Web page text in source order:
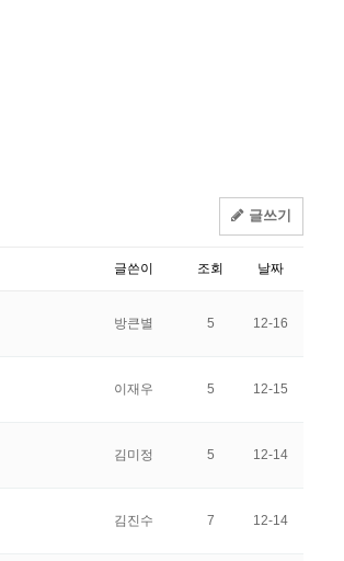
글쓰기
글쓴이 조회 날짜
방큰별 5 12-16
이재우 5 12-15
김미정 5 12-14
김진수 7 12-14